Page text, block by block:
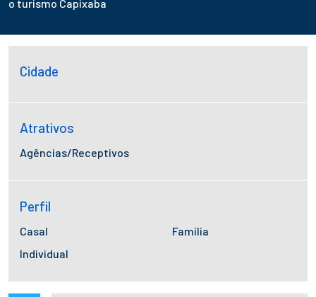
o turismo Capixaba
Cidade
Atrativos
Agências/Receptivos
Perfil
Casal
Família
Individual